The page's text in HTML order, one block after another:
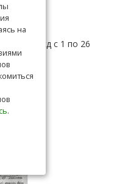
91 гв.сд с 1 по 26
на
.